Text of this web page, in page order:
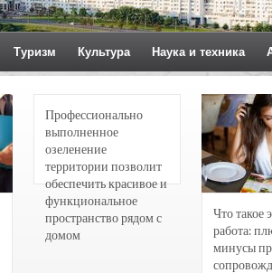
Туризм Культура Наука и техника
Профессионально
выполненное
озеленение
территории позволит
обеспечить красивое и
функциональное
пространство рядом с
домом
Что такое
работа:
минусы